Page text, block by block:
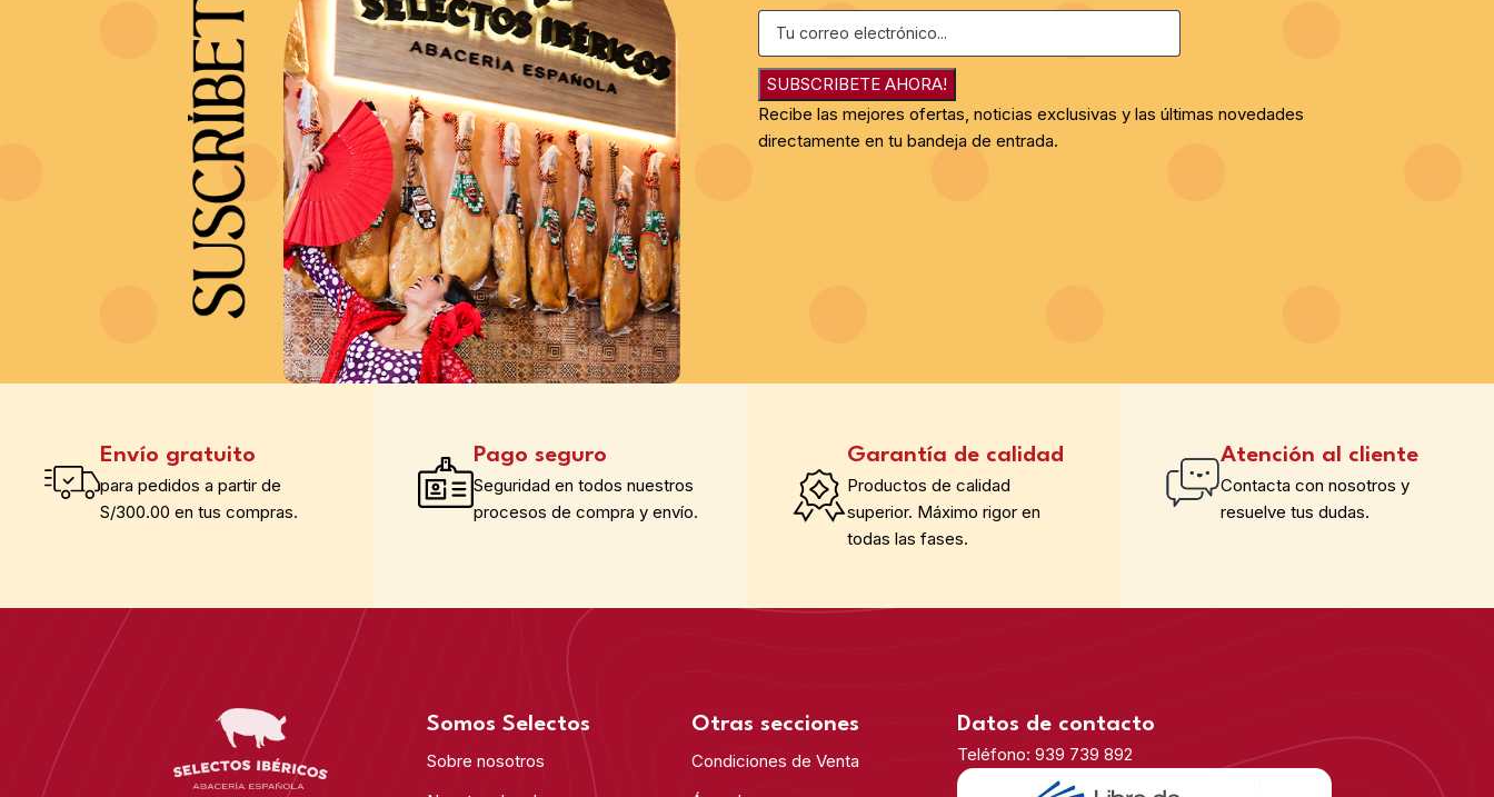
SUBSCRIBETE AHORA!
Recibe las mejores ofertas, noticias exclusivas y las últimas novedades
directamente en tu bandeja de entrada.
Envío gratuito
para pedidos a partir de
S/300.00 en tus compras.
Pago seguro
Seguridad en todos nuestros
procesos de compra y envío.
Garantía de calidad
Productos de calidad
superior. Máximo rigor en
todas las fases.
Atención al cliente
Contacta con nosotros y
resuelve tus dudas.
Somos Selectos
Sobre nosotros
Otras secciones
Condiciones de Venta
Datos de contacto
Teléfono: 939 739 892